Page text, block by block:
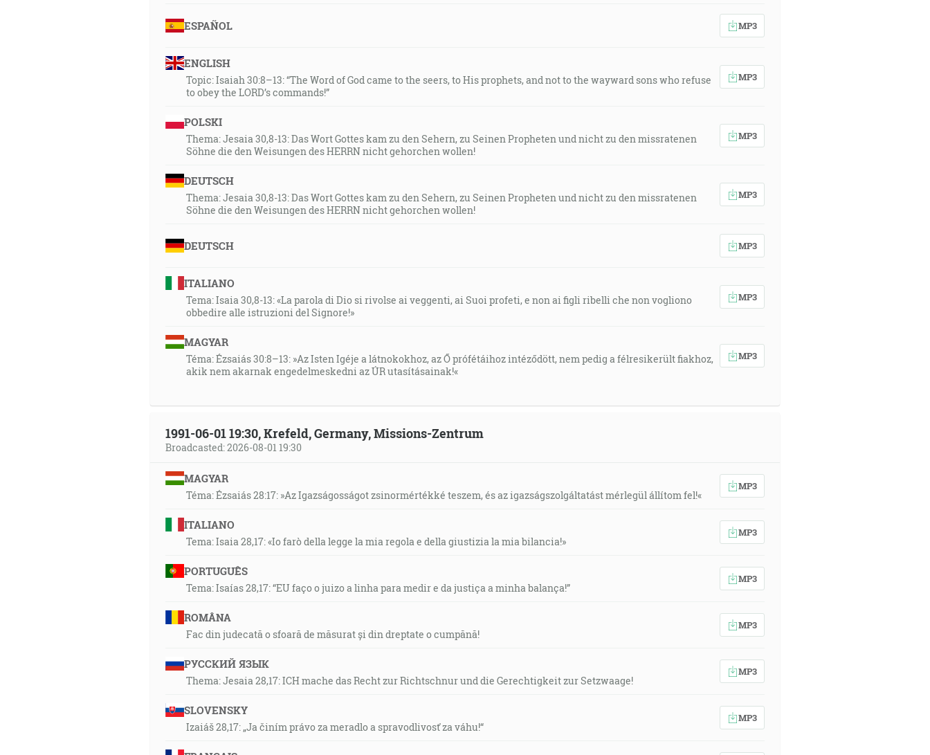
ESPAÑOL MP3
ENGLISH
Topic: Isaiah 30:8–13: “The Word of God came to the seers, to His prophets, and not to the wayward sons who refuse
to obey the LORD’s commands!”
MP3
POLSKI
Thema: Jesaia 30,8-13: Das Wort Gottes kam zu den Sehern, zu Seinen Propheten und nicht zu den missratenen
Söhne die den Weisungen des HERRN nicht gehorchen wollen!
MP3
DEUTSCH
Thema: Jesaia 30,8-13: Das Wort Gottes kam zu den Sehern, zu Seinen Propheten und nicht zu den missratenen
Söhne die den Weisungen des HERRN nicht gehorchen wollen!
MP3
DEUTSCH MP3
ITALIANO
Tema: Isaia 30,8-13: «La parola di Dio si rivolse ai veggenti, ai Suoi profeti, e non ai figli ribelli che non vogliono
obbedire alle istruzioni del Signore!»
MP3
MAGYAR
Téma: Ézsaiás 30:8–13: »Az Isten Igéje a látnokokhoz, az Ő prófétáihoz intéződött, nem pedig a félresikerült fiakhoz,
akik nem akarnak engedelmeskedni az ÚR utasításainak!«
MP3
1991-06-01 19:30, Krefeld, Germany, Missions-Zentrum
Broadcasted: 2026-08-01 19:30
MAGYAR
Téma: Ézsaiás 28:17: »Az Igazságosságot zsinormértékké teszem, és az igazságszolgáltatást mérlegül állítom fel!«
MP3
ITALIANO
Tema: Isaia 28,17: «Io farò della legge la mia regola e della giustizia la mia bilancia!»
MP3
PORTUGUÊS
Tema: Isaías 28,17: “EU faço o juizo a linha para medir e da justiça a minha balança!”
MP3
ROMÂNA
Fac din judecată o sfoară de măsurat și din dreptate o cumpănă!
MP3
РУССКИЙ ЯЗЫК
Thema: Jesaia 28,17: ICH mache das Recht zur Richtschnur und die Gerechtigkeit zur Setzwaage!
MP3
SLOVENSKY
Izaiáš 28,17: „Ja činím právo za meradlo a spravodlivosť za váhu!“
MP3